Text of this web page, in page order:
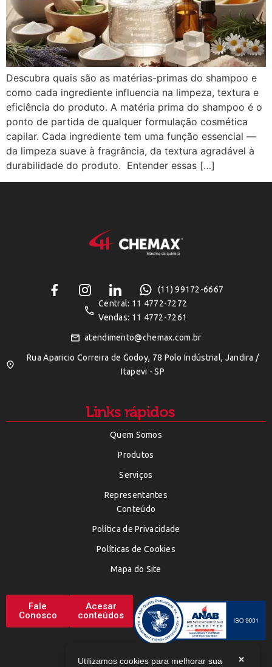
Descubra quais são as matérias-primas do shampoo e
como cada ingrediente influencia na limpeza, textura e
eficiência do produto. A matéria prima do shampoo é o
ponto de partida de qualquer formulação cosmética
capilar. Cada ingrediente tem uma função essencial —
da limpeza suave à fragrância, da textura agradável à
durabilidade do produto. Entender essas […]
(11) 99172-6667
Central: 11 4772-7272
Vendas: 11 4772-7261
atendimento@chemax.com.br
Rua Aparicio Correira de Godoy, 78 Polo Indústrial, Jandira /
Itapevi - SP
Links rápidos
Quem Somos
Produtos
Serviços
Representantes
Conteúdo
Política de Privacidade
Políticas de Cookies
Mapa do Site
Fale
Conosco
Acesar
conteúdos
×
Utilizamos cookies para melhorar sua